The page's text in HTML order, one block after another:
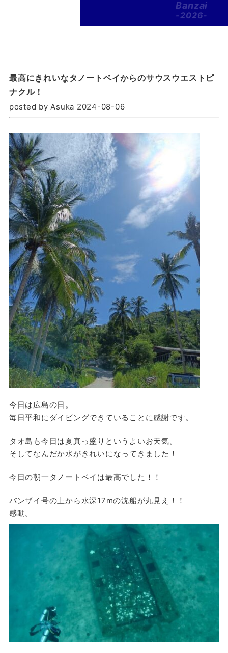
Banzai
-2026-
最高にきれいなタノートベイからのサウスウエストピ
ナクル！
posted by Asuka 2024-08-06
今日は広島の日。
毎日平和にダイビングできていることに感謝です。
タオ島も今日は夏真っ盛りというよいお天気。
そしてなんだか水がきれいになってきました！
今日の朝一タノートベイは最高でした！！
バンザイ号の上から水深17mの沈船が丸見え！！
感動。